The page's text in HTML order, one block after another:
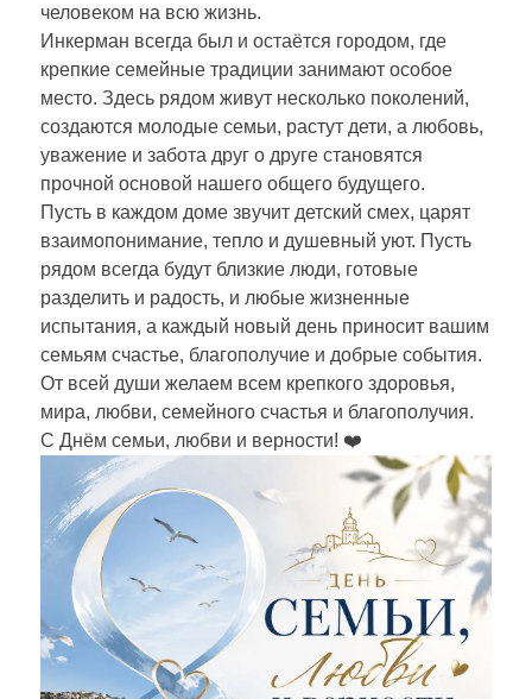
человеком на всю жизнь.
Инкерман всегда был и остаётся городом, где
крепкие семейные традиции занимают особое
место. Здесь рядом живут несколько поколений,
создаются молодые семьи, растут дети, а любовь,
уважение и забота друг о друге становятся
прочной основой нашего общего будущего.
Пусть в каждом доме звучит детский смех, царят
взаимопонимание, тепло и душевный уют. Пусть
рядом всегда будут близкие люди, готовые
разделить и радость, и любые жизненные
испытания, а каждый новый день приносит вашим
семьям счастье, благополучие и добрые события.
От всей души желаем всем крепкого здоровья,
мира, любви, семейного счастья и благополучия.
С Днём семьи, любви и верности! ❤️